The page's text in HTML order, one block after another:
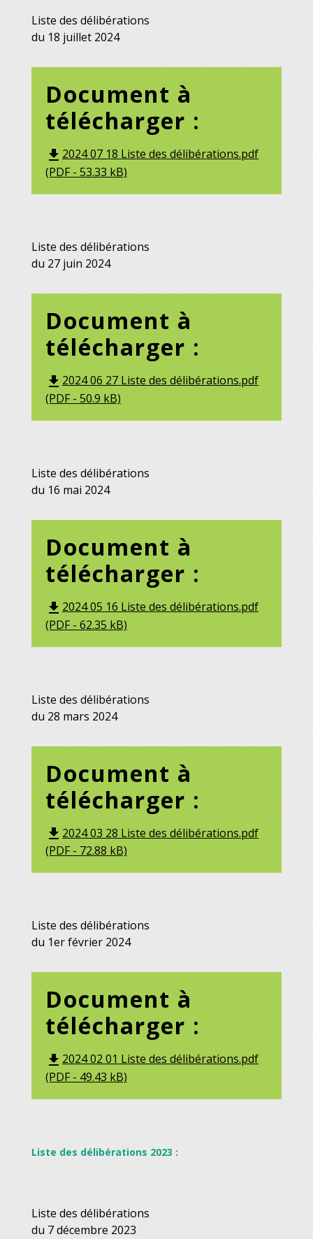
Liste des délibérations
du 18 juillet 2024
Document à
télécharger :
file_download 2024 07 18 Liste des délibérations.pdf
(PDF - 53.33 kB)
Liste des délibérations
du 27 juin 2024
Document à
télécharger :
file_download 2024 06 27 Liste des délibérations.pdf
(PDF - 50.9 kB)
Liste des délibérations
du 16 mai 2024
Document à
télécharger :
file_download 2024 05 16 Liste des délibérations.pdf
(PDF - 62.35 kB)
Liste des délibérations
du 28 mars 2024
Document à
télécharger :
file_download 2024 03 28 Liste des délibérations.pdf
(PDF - 72.88 kB)
Liste des délibérations
du 1er février 2024
Document à
télécharger :
file_download 2024 02 01 Liste des délibérations.pdf
(PDF - 49.43 kB)
Liste des délibérations 2023 :
Liste des délibérations
du 7 décembre 2023